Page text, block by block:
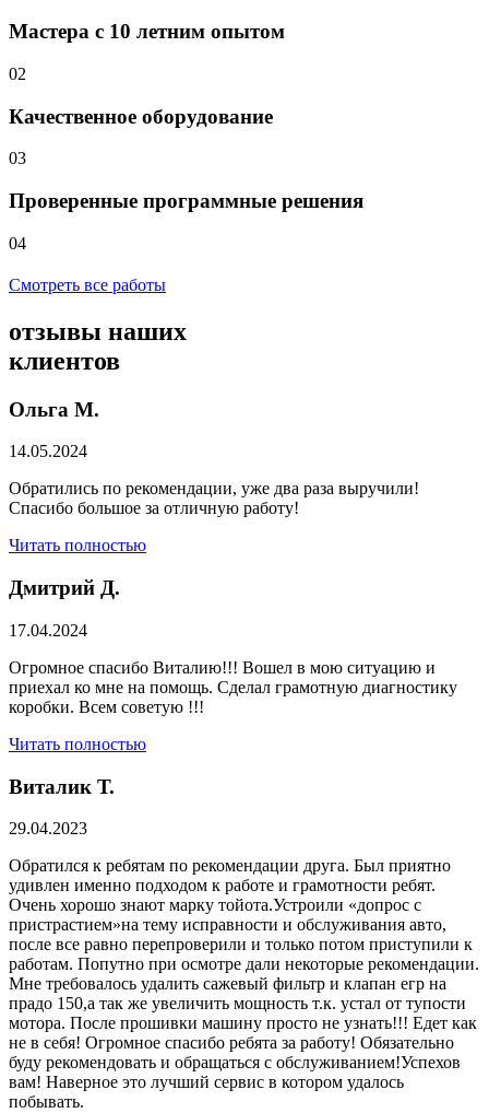
Мастера с 10 летним опытом
02
Качественное оборудование
03
Проверенные программные решения
04
Смотреть все работы
отзывы наших
клиентов
Ольга М.
14.05.2024
Обратились по рекомендации, уже два раза выручили!
Спасибо большое за отличную работу!
Читать полностью
Дмитрий Д.
17.04.2024
Огромное спасибо Виталию!!! Вошел в мою ситуацию и
приехал ко мне на помощь. Сделал грамотную диагностику
коробки. Всем советую !!!
Читать полностью
Виталик Т.
29.04.2023
Обратился к ребятам по рекомендации друга. Был приятно
удивлен именно подходом к работе и грамотности ребят.
Очень хорошо знают марку тойота.Устроили «допрос с
пристрастием»на тему исправности и обслуживания авто,
после все равно перепроверили и только потом приступили к
работам. Попутно при осмотре дали некоторые рекомендации.
Мне требовалось удалить сажевый фильтр и клапан егр на
прадо 150,а так же увеличить мощность т.к. устал от тупости
мотора. После прошивки машину просто не узнать!!! Едет как
не в себя! Огромное спасибо ребята за работу! Обязательно
буду рекомендовать и обращаться с обслуживанием!Успехов
вам! Наверное это лучший сервис в котором удалось
побывать.